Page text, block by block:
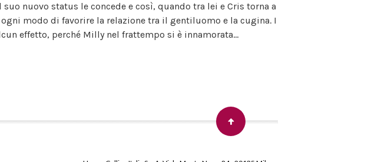
nuovo status le concede e così, quando tra lei e Cris torna a
modo di favorire la relazione tra il gentiluomo e la cugina. I
effetto, perché Milly nel frattempo si è innamorata...